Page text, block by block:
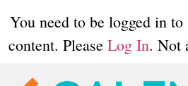
You need to be logged in
content. Please Log In. Not